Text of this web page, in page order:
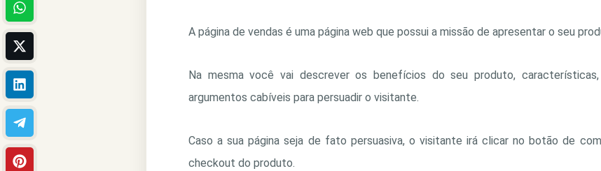
A página de vendas é uma página web que possui a missão de apresentar o seu
Na mesma você vai descrever os benefícios do seu produto,
argumentos cabíveis para persuadir o visitante.
Caso a sua página seja de fato persuasiva, o visitante irá clicar no botão de
checkout do produto.